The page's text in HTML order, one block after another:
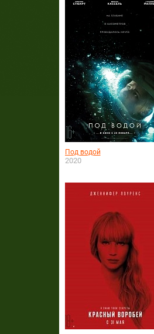
Под водой
2020